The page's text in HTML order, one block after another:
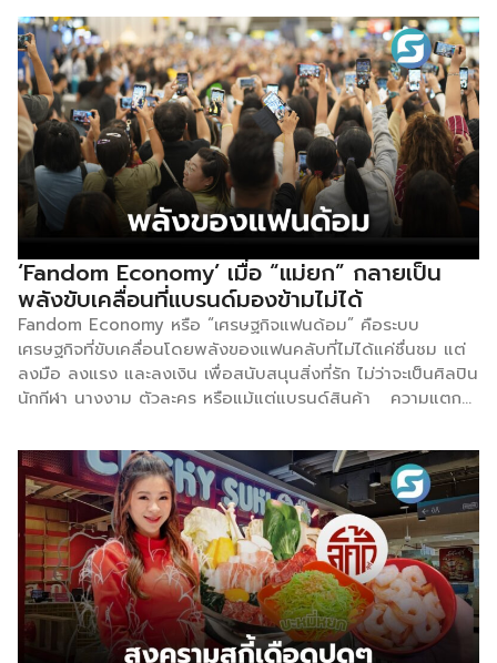
Near Field Communication (NFC) เพื่ออำนวยความสะดวกใน
การช้อปปิ้งให้กับลูกค้าที่ไม่สามารถพูดภาษาญี่ปุ่นได้ รวมถึงการใช้
เทคโนโลยี AR เข้ามาเพิ่มความสนุกสนานให้กับลูกค้า ซึ่งวิธีการใช้
งานนั้น ลูกค้าเพียงนำสมาร์ทโฟนไปวางใกล้กับแท็ก NFC หลัง
จากนั้นระบบก็จะแนะนำวิธี เช่น การซื้อสินค้าอาหารร้อน โดยเฉพาะ
ไก่คาราอาเกะ ซึ่งเป็นที่นิยมมากของร้านสะดวกซื้อ ที่ร้าน
Lawson ขั้นตอนการซื้ออาหารร้อน คือลูกค้าต้องล้างมือด้วยเจล
ล้างมือที่วางใกล้ ๆ และต้องนำสินค้าไปที่เคาน์เตอร์คิดเงินด้วยตัว
เอง ซึ่งแตกต่างจากร้านสะดวกซื้อบางแห่งที่พนักงานจะเป็นผู้
จัดการเรื่องอาหารเอง ขณะนี้มีคำแนะนำการเลือกใช้บริการเลือก
ซื้อสินค้าเป็นภาษาอังกฤษ, เกาหลี และจีน หากผลการทดลองเป็น
ไปในทิศทางบวก ทางแบรนด์อาจขยายบริการไปตามสาขาอื่น ๆ
และเพิ่มสินค้าเพิ่มเติมเข้าไป เมื่อปีที่ผ่านมา มีนักท่องเที่ยวต่าง
ชาติเดินทางมาญี่ปุ่นจำนวน 42.7 ล้านคน ซึ่งสร้างสถิติทะลุ 40
ล้านคนเป็นครั้งแรก […]
‘Fandom Economy’ เมื่อ “แม่ยก” กลายเป็น
พลังขับเคลื่อนที่แบรนด์มองข้ามไม่ได้
Fandom Economy หรือ “เศรษฐกิจแฟนด้อม” คือระบบ
เศรษฐกิจที่ขับเคลื่อนโดยพลังของแฟนคลับที่ไม่ได้แค่ชื่นชม แต่
ลงมือ ลงแรง และลงเงิน เพื่อสนับสนุนสิ่งที่รัก ไม่ว่าจะเป็นศิลปิน
นักกีฬา นางงาม ตัวละคร หรือแม้แต่แบรนด์สินค้า ความแตก
คนที่ชอบสิ่งใดสิ่งหนึ่งร่วมกัน แต่แฟนด้อมคือกลุ่มคนที่ลงมือทำ
ร่วมกัน ไม่ว่าจะเป็นการรวมตัวซื้อสินค้าของสปอนเซอร์ศิลปิน การ
โหวตรางวัล การทำ fan project หรือแม้แต่ช่วยกันกระจายข่าว
บนโซเชียลมีเดียให้ไปถึงหลักล้านวิวภายในคืนเดียว แฟนด้อม
ถือเป็นกลุ่มลูกค้าที่ทำกำไรได้มากที่สุด เพราะมีกำลังซื้อสูง บริโภค
ต่อเนื่อง และเป็นผู้นำในเทรนด์การใช้จ่าย แต่ในกลุ่มแฟนด้อม
ทั้งหมด กลุ่ม “แม่ยก” มีลักษณะเฉพาะที่แตกต่างออกไปอย่าง
ชัดเจน มีกำลังซื้อสูงและพร้อมใช้จ่าย: แม่ยกส่วนใหญ่ผ่านช่วง
สร้างตัวมาแล้ว มีเงินเก็บ หลายคนไม่มีภาระลูกเล็ก การ “เปย์” ให้